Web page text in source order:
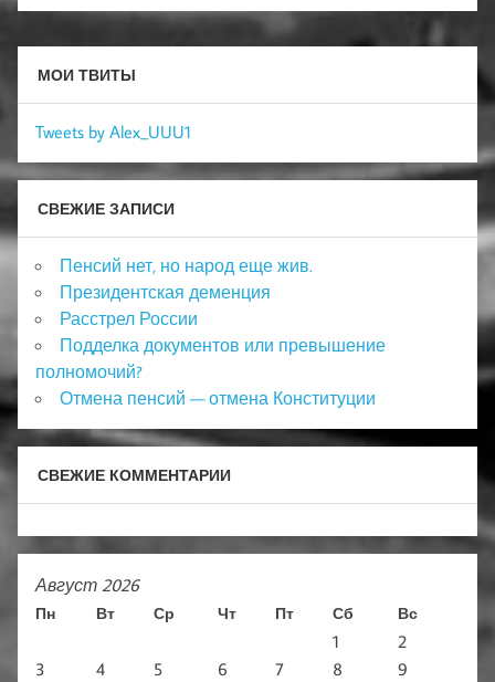
МОИ ТВИТЫ
Tweets by Alex_UUU1
СВЕЖИЕ ЗАПИСИ
Пенсий нет, но народ еще жив.
Президентская деменция
Расстрел России
Подделка документов или превышение
полномочий?
Отмена пенсий — отмена Конституции
СВЕЖИЕ КОММЕНТАРИИ
Август 2026
Пн Вт Ср Чт Пт Сб Вс
1
2
3
4 5 6 7 8
9